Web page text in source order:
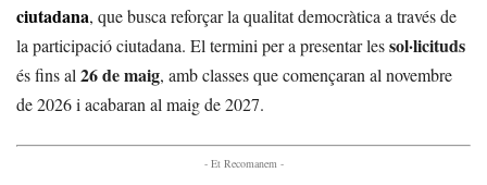
ciutadana, que busca reforçar la qualitat democràtica a través de
la participació ciutadana. El termini per a presentar lessol·licituds
és fins al 26 de maig, amb classes que començaran al novembre
de 2026 i acabaran al maig de 2027.
- Et Recomanem -